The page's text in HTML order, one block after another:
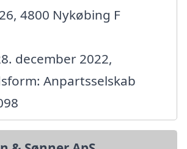
4800 Nykøbing F
december 2022,
Anpartsselskab